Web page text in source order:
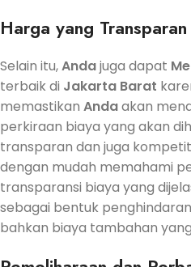
Harga yang
Selain itu,Andajuga dapat
terbaik di Jakarta Barat
memastikan Andaakan
perkiraan biaya yang akan
transparan dan juga
dengan mudah memahami
transparansi biaya yang
sebagai bentuk
bahkan biaya tambahan